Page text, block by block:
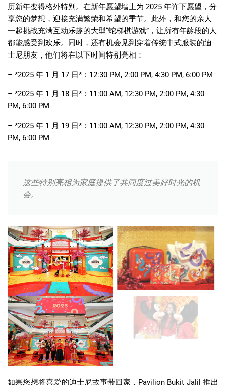
历新年变得格外特别。在新年愿望墙上为 2025 年许下愿望，分
享您的梦想，迎接充满繁荣和希望的季节。此外，和您的亲人
一起挑战充满互动乐趣的大型“蛇梯棋游戏” ，让所有年龄段的人
都能感受到欢乐。同时，还有机会见到穿着传统中式服装的迪
士尼朋友，他们将在以下时间特别亮相：
– *2025 年 1 月 17 日*： 12:30 PM, 2:00 PM, 4:30 PM, 6:00 PM
– *2025 年 1 月 18 日*： 11:00 AM, 12:30 PM, 2:00 PM, 4:30
PM, 6:00 PM
– *2025 年 1 月 19 日*： 11:00 AM, 12:30 PM, 2:00 PM, 4:30
PM, 6:00 PM
这些特别亮相为家庭提供了共同度过美好时光的机
会。
如果您想将喜爱的迪士尼故事带回家， Pavilion Bukit Jalil 推出